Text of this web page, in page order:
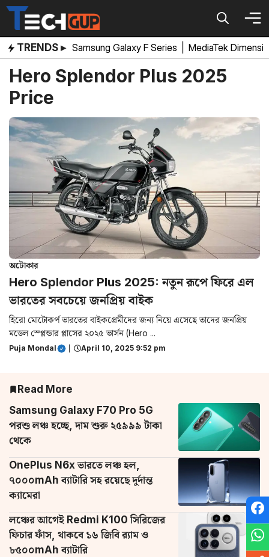
Skip
content
TRENDS ▸ Samsung Galaxy F Series MediaTek
Hero Splendor Plus 2025
Price
অটোকার
Hero Splendor Plus 2025: নতুন রূপে ফিরে এল
ভারতের সবচেয়ে জনপ্রিয় বাইক
হিরো মোটোকর্প ভারতের বাইকপ্রেমীদের জন্য নিয়ে এসেছে তাদের জনপ্রিয়
মডেল স্প্লেন্ডার প্লাসের ২০২৫ ভার্সন (Hero ...
Puja Mondal April 10, 2025 9:52 pm
Read More
Samsung Galaxy F70 Pro 5G
পরশু লঞ্চ হচ্ছে, দাম শুরু ২৫৯৯৯ টাকা
থেকে
OnePlus N6x ভারতে লঞ্চ হল,
৭০০০mAh ব্যাটারি সহ রয়েছে দুর্দান্ত
ক্যামেরা
লঞ্চের আগেই Redmi K100 সিরিজের
ফিচার ফাঁস, থাকবে ১৬ জিবি র‌্যাম ও
৮৫০০mAh ব্যাটারি